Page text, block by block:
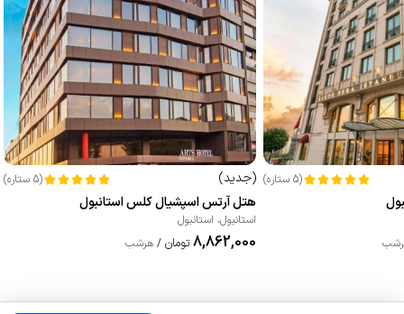
(
5 ستاره)
(جدید)
(
5 ستاره)
هتل آرتس اسپشیال کلس استانبول
استانبول، استانبول
8,862,000 تومان / هرشب